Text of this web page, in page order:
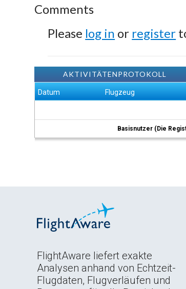
Comments
Please log in or register
AKTIVITÄTENPROTOKOLL
Datum Flugzeug
Basisnutzer (Die
FlightAware liefert exakte
Analysen anhand von Echtzeit-
Flugdaten, Flugverläufen und